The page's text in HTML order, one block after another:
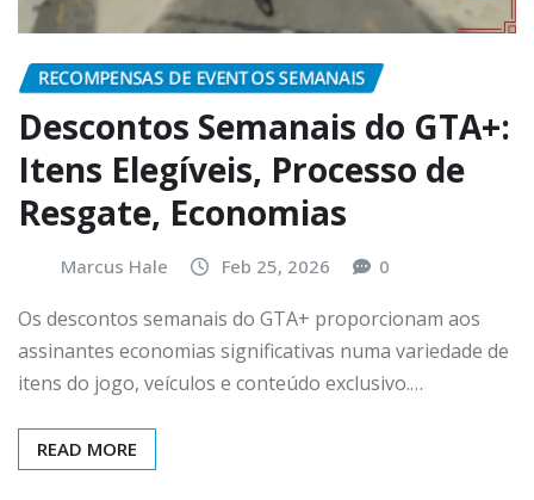
RECOMPENSAS DE EVENTOS SEMANAIS
Descontos Semanais do GTA+:
Itens Elegíveis, Processo de
Resgate, Economias
Marcus Hale Feb 25, 2026 0
Os descontos semanais do GTA+ proporcionam aos
assinantes economias significativas numa variedade de
itens do jogo, veículos e conteúdo exclusivo.…
READ MORE